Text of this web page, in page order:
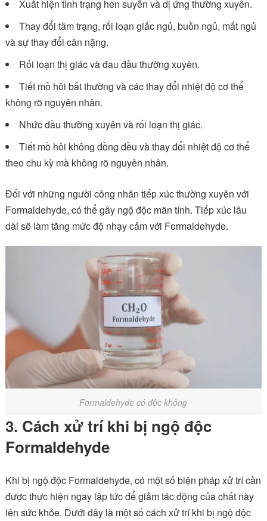
Xuất hiện tình trạng hen suyễn và dị ứng thường xuyên.
Thay đổi tâm trạng, rối loạn giấc ngủ, buồn ngủ, mất ngủ
và sự thay đổi cân nặng.
Rối loạn thị giác và đau đầu thường xuyên.
Tiết mồ hôi bất thường và các thay đổi nhiệt độ cơ thể
không rõ nguyên nhân.
Nhức đầu thường xuyên và rối loạn thị giác.
Tiết mồ hôi không đồng đều và thay đổi nhiệt độ cơ thể
theo chu kỳ mà không rõ nguyên nhân.
Đối với những người công nhân tiếp xúc thường xuyên với
Formaldehyde, có thể gây ngộ độc mãn tính. Tiếp xúc lâu
dài sẽ làm tăng mức độ nhạy cảm với Formaldehyde.
Formaldehyde có độc không
3. Cách xử trí khi bị ngộ độc
Formaldehyde
Khi bị ngộ độc Formaldehyde, có một số biện pháp xử trí cần
được thực hiện ngay lập tức để giảm tác động của chất này
lên sức khỏe. Dưới đây là một số cách xử trí khi bị ngộ độc